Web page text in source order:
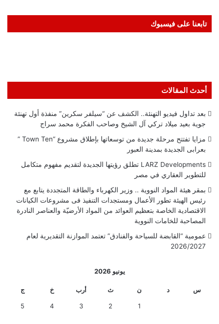
تابعنا على فيسبوك
أحدث المقالات
بعد تداول فيديو التهنئة.. الكشف عن “سيلفر سكرين” منفذة أول تهنئة
جوية بعيد ميلاد تركي آل الشيخ وصاحب الفكرة محمد سراج
مزايا تفتتح مرحلة جديدة من توسعاتها بإطلاق مشروع “Town Ten ”
بعرابى الجديدة بمدينة العبور
LARZ Developments تطلق رؤيتها الجديدة لتقديم مفهوم متكامل
للتطوير العقاري في مصر
بمقر هيئة المواد النووية .. وزير الكهرباء والطاقة المتجددة يتابع مع
رئيس الهيئة تطور الأعمال ومستجدات التنفيذ فى مشروعات الكيانات
الاقتصادية الخاصة بتعظيم العوائد من المواد الأرضيّة والعناصر النادرة
المصاحبة للخامات النووية
عمومية “القابضة للسياحة والفنادق” تعتمد الموازنة التقديرية لعام
2026/2027
يونيو 2026
س د ن ث أرب خ ج
1
2
3
4
5